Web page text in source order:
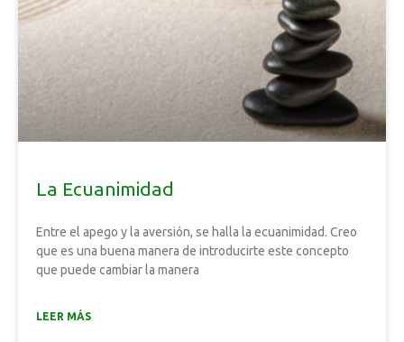
La Ecuanimidad
Entre el apego y la aversión, se halla la ecuanimidad. Creo
que es una buena manera de introducirte este concepto
que puede cambiar la manera
LEER MÁS